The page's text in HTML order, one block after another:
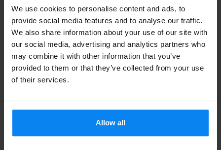
We use cookies to personalise content and ads, to
provide social media features and to analyse our traffic.
We also share information about your use of our site with
our social media, advertising and analytics partners who
may combine it with other information that you’ve
provided to them or that they’ve collected from your use
of their services.
Allow all
Anónimo
Parked from 6/8/26 til 6/15/26
Nice and professionally handled.
Nice and professionally handled.